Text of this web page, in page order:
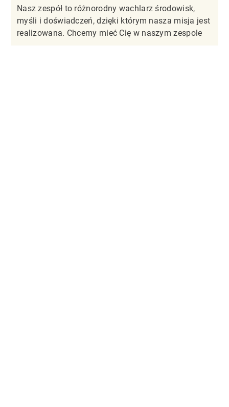
Nasz zespół to różnorodny wachlarz środowisk,
myśli i doświadczeń, dzięki którym nasza misja jest
realizowana. Chcemy mieć Cię w naszym zespole